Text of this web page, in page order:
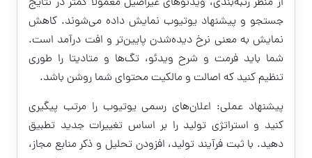
جستجو و پیشنهاد یوتیوب نمایش داده می‌شوند. کاهش
نمایش به معنی نرخ دیده‌شدن پایین‌تر و افت درآمد است.
شما باید فرمت و شرح ویدئو، تگ‌ها و متادیتا را طوری
تنظیم کنید که اصالت و مالکیت محتوای شما روشن باشد.
پیشنهاد عملی: اعلان‌های رسمی یوتیوب را مرتب پیگیری
کنید و استراتژی تولید را بر اساس تغییرات جدید تطبیق
دهید. با ثبت فرآیند تولید، افزودن تحلیل و ذکر منابع مجاز،